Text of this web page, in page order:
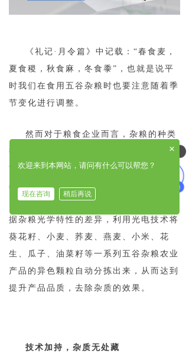
《礼记·月令篇》中记载：“春食麦，
夏食稷，秋食麻，冬食黍”，也就是说平
时我们在食用五谷杂粮时也要注意随着季
节变化进行调整。
然而对于粮食企业而言，杂粮的种类
很多，尺寸、形状、颜色等各不相同，可
能会有一些病斑、霉变、杂质等，必须要
剔除筛选掉，这就需要求用到中瑞微视光
电杂粮色选机了。中瑞微视杂粮色选机根
据杂粮光学特性的差异，利用光电技术将
葵花籽、小麦、荞麦、燕麦、小米、花
生、瓜子、油菜籽等一系列五谷杂粮农业
产品的异色颗粒自动分拣出来，从而达到
提升产品品质，去除杂质的效果。
技术加持，杂质无处藏
可以介绍下你们的产品么
×
欢迎来到本网站，请问有什么可以帮您？
现在咨询 稍后再说